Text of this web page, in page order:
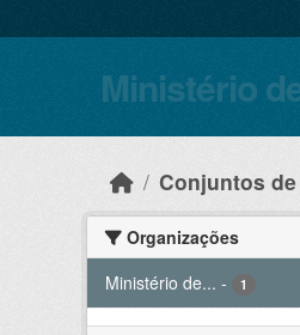
Ministério
Conjuntos
Organizações
Ministério de... - 1